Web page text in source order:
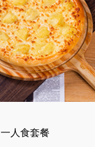
一人食套餐